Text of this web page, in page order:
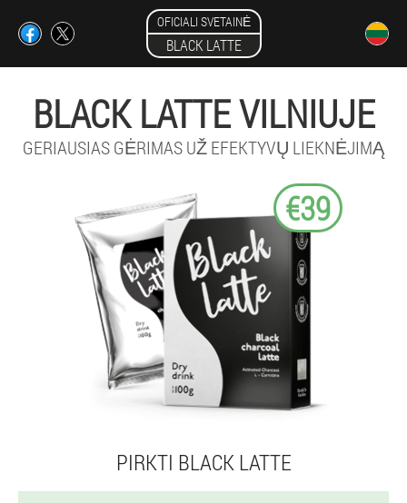
OFICIALI SVETAINĖ
BLACK LATTE
BLACK LATTE VILNIUJE
GERIAUSIAS GĖRIMAS UŽ EFEKTYVŲ LIEKNĖJIMĄ
€39
PIRKTI BLACK LATTE